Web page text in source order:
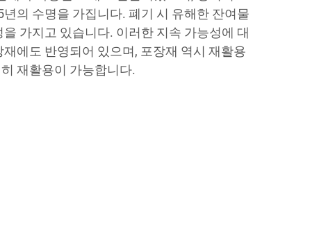
의 수명을 가집니다. 폐기 시 유해한 잔여물
가지고 있습니다. 이러한 지속 가능성에 대
에도 반영되어 있으며, 포장재 역시 재활용
재활용이 가능합니다.